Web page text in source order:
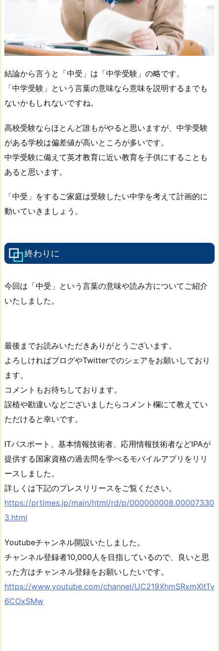
結論から言うと「中受」は「中学受験」の略です。
「中学受験」という言葉の意味なら意味を説明するまでも
ないかもしれないですね。
高校受験ならほとんど誰もがやると思いますが、中学受験
がある学校は偏差値が高いところが多いです。
中学受験に備えて英才教育に近い教育を子供にすることも
あると思います。
「中受」をするご家庭は受験したい中学を考えて計画的に
動いていきましょう。
終わりに
今回は「中受」という言葉の意味や読み方についてご紹介
いたしました。
最後までお読みいただきありがとうございます。
よろしければブログやTwitterでのシェアをお願いしており
ます。
コメントもお待ちしております。
誤植や勘違いなどございましたらコメント欄にて教えてい
ただけると幸いです。
ITパスポート、基本情報技術者、応用情報技術者などIPAが
提供する国家資格の過去問を学べるモバイルアプリをリリ
ースしました。
詳しくは下記のプレスリリースをご覧ください。
https://prtimes.jp/main/html/rd/p/000000008.00007330
3.html
Youtubeチャンネル開設いたしました。
チャンネル登録者10,000人を目指しているので、良いと思
った方はチャンネル登録をお願いしたいです。
https://www.youtube.com/channel/UC219XhmSRxmXltTy
6COxSMw